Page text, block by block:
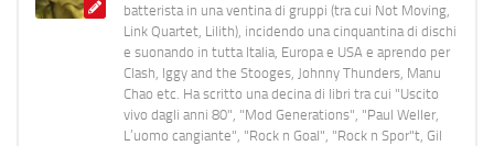
batterista in una ventina di gruppi (tra cui Not Moving,
Link Quartet, Lilith), incidendo una cinquantina di dischi
e suonando in tutta Italia, Europa e USA e aprendo per
Clash, Iggy and the Stooges, Johnny Thunders, Manu
Chao etc. Ha scritto una decina di libri tra cui "Uscito
vivo dagli anni 80", "Mod Generations", "Paul Weller,
L’uomo cangiante", "Rock n Goal", "Rock n Spor"t, Gil